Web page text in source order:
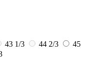
43 1/3 44 2/3
45